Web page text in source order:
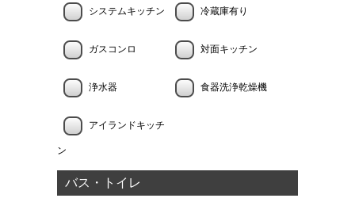
システムキッチン 冷蔵庫有り
ガスコンロ 対面キッチン
浄水器 食器洗浄乾燥機
アイランドキッチ
ン
バス・トイレ